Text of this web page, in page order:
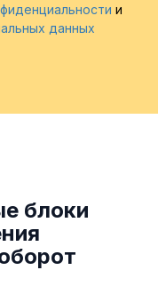
и
данных
блоки